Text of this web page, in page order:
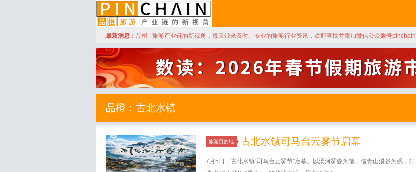
品橙旅游
最新消息： 品橙 | 旅游产业链的新视角，每天带来及时、专业的旅游行业资讯，欢迎查找并添加微信公众账号pinchain
品橙：古北水镇
旅游目的地 古北水镇司马台云雾节启幕
7月5日，古北水镇“司马台云雾节”启幕。以汤河雾森为笔，借青山溪谷为砚，打